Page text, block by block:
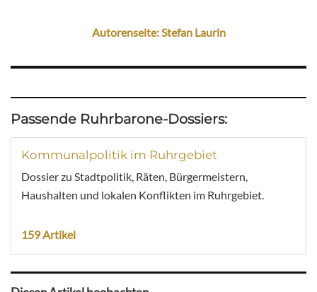
Autorenseite: Stefan Laurin
Passende Ruhrbarone-Dossiers:
Kommunalpolitik im Ruhrgebiet
Dossier zu Stadtpolitik, Räten, Bürgermeistern,
Haushalten und lokalen Konflikten im Ruhrgebiet.
159 Artikel